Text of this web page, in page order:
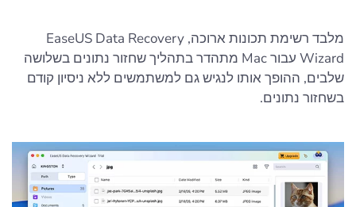
מלבד רשימת תכונות ארוכה, EaseUS Data Recovery
Wizard עבור Mac מתהדר בתהליך שחזור נתונים בשלושה
שלבים, ההופך אותו לנגיש גם למשתמשים ללא ניסיון קודם
בשחזור נתונים.